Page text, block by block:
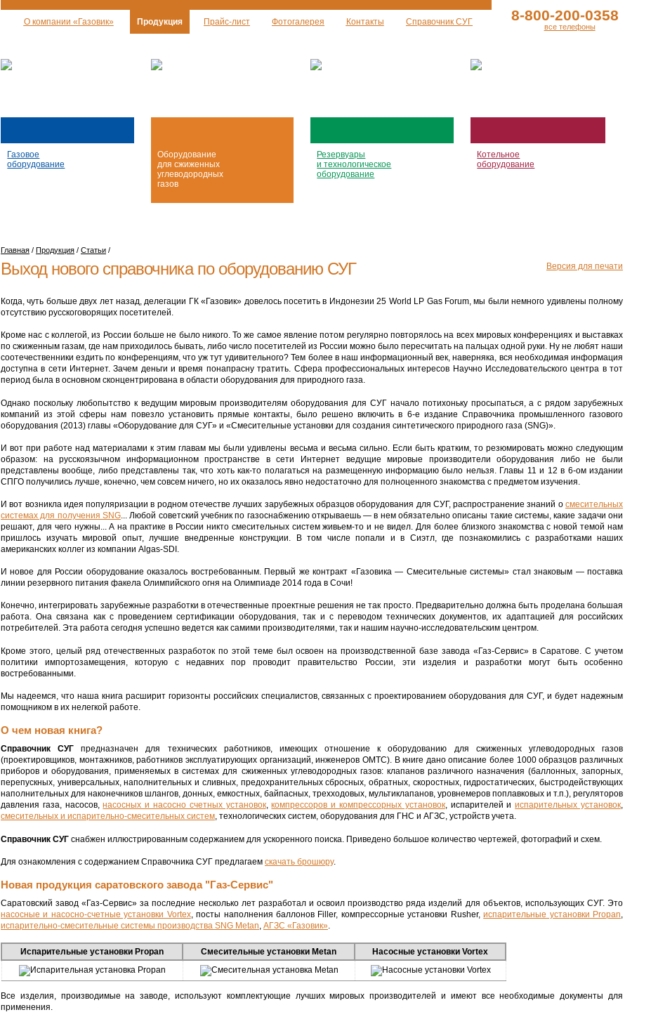
О компании «Газовик» Продукция Прайс-лист Фотогалерея Контакты Справочник СУГ 8-800-200-0358
все телефоны
Газовое
оборудование
Оборудование
для сжиженных
углеводородных
газов
Резервуары
и технологическое
оборудование
Котельное
оборудование
Главная / Продукция / Статьи /
Версия для печати
Выход нового справочника по оборудованию СУГ
Когда, чуть больше двух лет назад, делегации ГК «Газовик» довелось посетить в Индонезии 25 World LP Gas Forum, мы были немного удивлены полному
отсутствию русскоговорящих посетителей.
Кроме нас с коллегой, из России больше не было никого. То же самое явление потом регулярно повторялось на всех мировых конференциях и выставках
по сжиженным газам, где нам приходилось бывать, либо число посетителей из России можно было пересчитать на пальцах одной руки. Ну не любят наши
соотечественники ездить по конференциям, что уж тут удивительного? Тем более в наш информационный век, наверняка, вся необходимая информация
доступна в сети Интернет. Зачем деньги и время понапрасну тратить. Сфера профессиональных интересов Научно Исследовательского центра в тот
период была в основном сконцентрирована в области оборудования для природного газа.
Однако поскольку любопытство к ведущим мировым производителям оборудования для СУГ начало потихоньку просыпаться, а с рядом зарубежных
компаний из этой сферы нам повезло установить прямые контакты, было решено включить в 6-е издание Справочника промышленного газового
оборудования (2013) главы «Оборудование для СУГ» и «Смесительные установки для создания синтетического природного газа (SNG)».
И вот при работе над материалами к этим главам мы были удивлены весьма и весьма сильно. Если быть кратким, то резюмировать можно следующим
образом: на русскоязычном информационном пространстве в сети Интернет ведущие мировые производители оборудования либо не были
представлены вообще, либо представлены так, что хоть как-то полагаться на размещенную информацию было нельзя. Главы 11 и 12 в 6-ом издании
СПГО получились лучше, конечно, чем совсем ничего, но их оказалось явно недостаточно для полноценного знакомства с предметом изучения.
И вот возникла идея популяризации в родном отечестве лучших зарубежных образцов оборудования для СУГ, распространение знаний о смесительных
системах для получения SNG... Любой советский учебник по газоснабжению открываешь — в нем обязательно описаны такие системы, какие задачи они
решают, для чего нужны... А на практике в России никто смесительных систем живьем-то и не видел. Для более близкого знакомства с новой темой нам
пришлось изучать мировой опыт, лучшие внедренные конструкции. В том числе попали и в Сиэтл, где познакомились с разработками наших
американских коллег из компании Algas-SDI.
И новое для России оборудование оказалось востребованным. Первый же контракт «Газовика — Смесительные системы» стал знаковым — поставка
линии резервного питания факела Олимпийского огня на Олимпиаде 2014 года в Сочи!
Конечно, интегрировать зарубежные разработки в отечественные проектные решения не так просто. Предварительно должна быть проделана большая
работа. Она связана как с проведением сертификации оборудования, так и с переводом технических документов, их адаптацией для российских
потребителей. Эта работа сегодня успешно ведется как самими производителями, так и нашим научно-исследовательским центром.
Кроме этого, целый ряд отечественных разработок по этой теме был освоен на производственной базе завода «Газ-Сервис» в Саратове. С учетом
политики импортозамещения, которую с недавних пор проводит правительство России, эти изделия и разработки могут быть особенно
востребованными.
Мы надеемся, что наша книга расширит горизонты российских специалистов, связанных с проектированием оборудования для СУГ, и будет надежным
помощником в их нелегкой работе.
О чем новая книга?
Справочник СУГ предназначен для технических работников, имеющих отношение к оборудованию для сжиженных углеводородных газов
(проектировщиков, монтажников, работников эксплуатирующих организаций, инженеров ОМТС). В книге дано описание более 1000 образцов различных
приборов и оборудования, применяемых в системах для сжиженных углеводородных газов: клапанов различного назначения (баллонных, запорных,
перепускных, универсальных, наполнительных и сливных, предохранительных сбросных, обратных, скоростных, гидростатических, быстродействующих
наполнительных для наконечников шлангов, донных, емкостных, байпасных, трехходовых, мультиклапанов, уровнемеров поплавковых и т.п.), регуляторов
давления газа, насосов,насосных и насосно счетных установок,компрессоров и компрессорных установок, испарителей ииспарительных установок,
смесительных и испарительно-смесительных систем, технологических систем, оборудования для ГНС и АГЗС, устройств учета.
Справочник СУГ снабжен иллюстрированным содержанием для ускоренного поиска. Приведено большое количество чертежей, фотографий и схем.
Для ознакомления с содержанием Справочника СУГ предлагаем скачать брошюру.
Новая продукция саратовского завода "Газ-Сервис"
Саратовский завод «Газ-Сервис» за последние несколько лет разработал и освоил производство ряда изделий для объектов, использующих СУГ. Это
насосные и насосно-счетные установки Vortex, посты наполнения баллонов Filler, компрессорные установки Rusher,испарительные установки Propan,
испарительно-смесительные системы производства SNG Metan, АГЗС «Газовик».
Испарительные установки Propan Смесительные установки Metan Насосные установки Vortex
Все изделия, производимые на заводе, используют комплектующие лучших мировых производителей и имеют все необходимые документы для
применения.